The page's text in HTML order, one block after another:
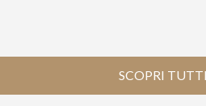
SCOPRI